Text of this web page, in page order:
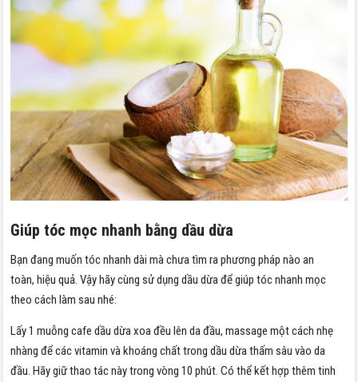
Giúp tóc mọc nhanh bằng dầu dừa
Bạn đang muốn tóc nhanh dài mà chưa tìm ra phương pháp nào an
toàn, hiệu quả. Vậy hãy cùng sử dụng dầu dừa để giúp tóc nhanh mọc
theo cách làm sau nhé:
Lấy 1 muỗng cafe dầu dừa xoa đều lên da đầu, massage một cách nhẹ
nhàng để các vitamin và khoáng chất trong dầu dừa thấm sâu vào da
đầu. Hãy giữ thao tác này trong vòng 10 phút. Có thể kết hợp thêm tinh